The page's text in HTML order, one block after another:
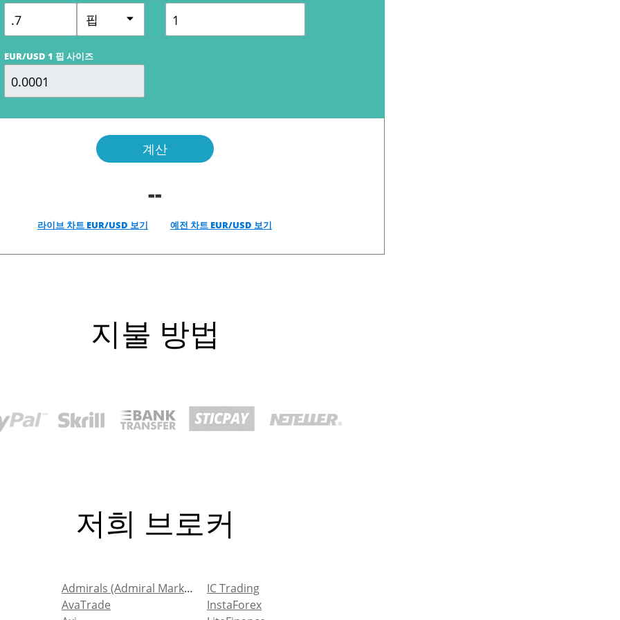
핍
EUR/USD 1 핍 사이즈
계산
--
라이브 차트 EUR/USD 보기 예전 차트 EUR/USD 보기
지불 방법
저희 브로커
Admirals (Admiral Markets)
AvaTrade
IC Trading
InstaForex